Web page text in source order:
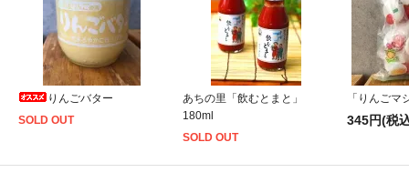
りんごバター
SOLD OUT
あちの里「飲むとまと」
180ml
SOLD OUT
「りんごマ
345円(税